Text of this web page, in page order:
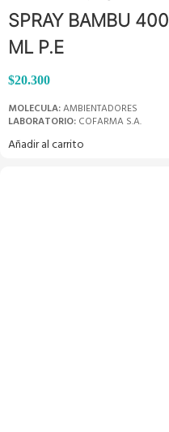
SPRAY BAMBU 400
ML P.E
$20.300
MOLECULA:AMBIENTADORES
LABORATORIO: COFARMA S.A.
Añadir al carrito